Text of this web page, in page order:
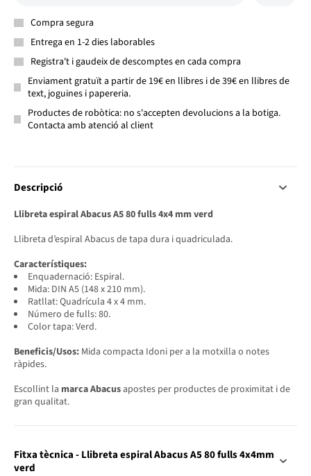
Compra segura
Entrega en 1-2 dies laborables
Registra't i gaudeix de descomptes en cada compra
Enviament gratuït a partir de 19€ en llibres i de 39€ en llibres de
text, joguines i papereria.
Productes de robòtica: no s'accepten devolucions a la botiga.
Contacta amb atenció al client
Descripció
Llibreta espiral Abacus A5 80 fulls 4x4 mm verd
Llibreta d’espiral Abacus de tapa dura i quadriculada.
Característiques:
Enquadernació: Espiral.
Mida: DIN A5 (148 x 210 mm).
Ratllat: Quadrícula 4 x 4 mm.
Número de fulls: 80.
Color tapa: Verd.
Beneficis/Usos: Mida compacta Idoni per a la motxilla o notes
ràpides.
Escollint la marca Abacusapostes per productes de proximitat i de
gran qualitat.
Fitxa tècnica - Llibreta espiral Abacus A5 80 fulls 4x4mm
verd